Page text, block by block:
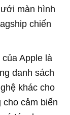
màn hình
chiến
Apple là
danh sách
khác cho
cho cảm biến